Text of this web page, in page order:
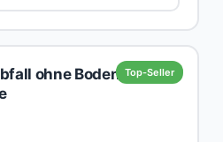
Top-Seller
ohne Boden,